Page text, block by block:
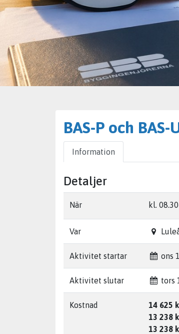
BAS-P och
Information
Detaljer
När kl.
Var
Aktivitet startar ons
Aktivitet slutar tors
Kostnad 14 625
13 238
13 238